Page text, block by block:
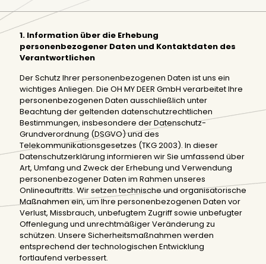
1. Information über die Erhebung
personenbezogener Daten und Kontaktdaten des
Verantwortlichen
Der Schutz Ihrer personenbezogenen Daten ist uns ein
wichtiges Anliegen. Die OH MY DEER GmbH verarbeitet Ihre
personenbezogenen Daten ausschließlich unter
Beachtung der geltenden datenschutzrechtlichen
Bestimmungen, insbesondere der Datenschutz-
Grundverordnung (DSGVO) und des
Telekommunikationsgesetzes (TKG 2003). In dieser
Datenschutzerklärung informieren wir Sie umfassend über
Art, Umfang und Zweck der Erhebung und Verwendung
personenbezogener Daten im Rahmen unseres
Onlineauftritts. Wir setzen technische und organisatorische
Maßnahmen ein, um Ihre personenbezogenen Daten vor
Verlust, Missbrauch, unbefugtem Zugriff sowie unbefugter
Offenlegung und unrechtmäßiger Veränderung zu
schützen. Unsere Sicherheitsmaßnahmen werden
entsprechend der technologischen Entwicklung
fortlaufend verbessert.